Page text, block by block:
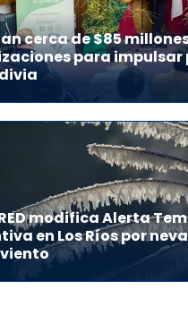
cerca de $85
para impulsar
modifica Alerta
en Los Ríos por